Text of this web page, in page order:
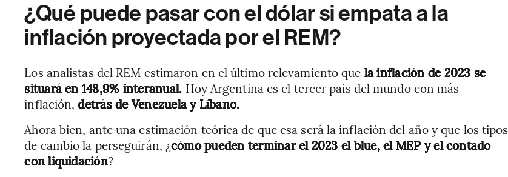
¿Qué puede pasar con el dólar si empata a la
inflación proyectada por el REM?
Los analistas del REM estimaron en el último relevamiento que la inflación de 2023 se
situará en 148,9% interanual. Hoy Argentina es el tercer país del mundo con más
inflación,detrás de Venezuela y Líbano.
Ahora bien, ante una estimación teórica de que esa será la inflación del año y que los tipos
de cambio la perseguirán, ¿cómo pueden terminar el 2023 el blue, el MEP y el contado
con liquidación?